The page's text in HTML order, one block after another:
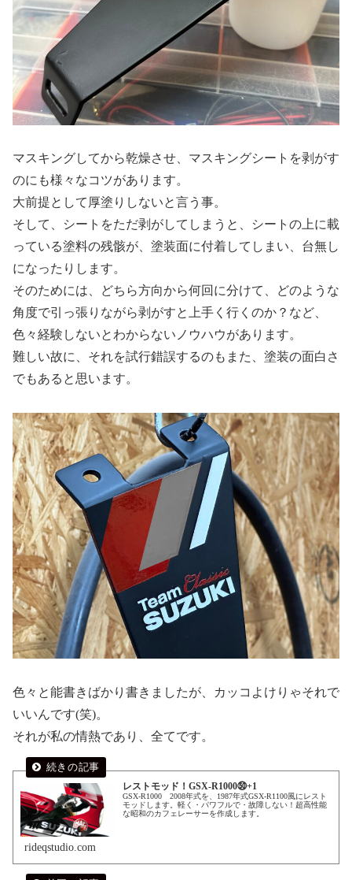
マスキングしてから乾燥させ、マスキングシートを剥がす
のにも様々なコツがあります。
大前提として厚塗りしないと言う事。
そして、シートをただ剥がしてしまうと、シートの上に載
っている塗料の残骸が、塗装面に付着してしまい、台無し
になったりします。
そのためには、どちら方向から何回に分けて、どのような
角度で引っ張りながら剥がすと上手く行くのか？など、
色々経験しないとわからないノウハウがあります。
難しい故に、それを試行錯誤するのもまた、塗装の面白さ
でもあると思います。
色々と能書きばかり書きましたが、カッコよけりゃそれで
いいんです(笑)。
それが私の情熱であり、全てです。
レストモッド！GSX-R1000㊿+1
GSX-R1000 2008年式を、1987年式GSX-R1100風にレスト
モッドします。軽く・パワフルで・故障しない！超高性能
な昭和のカフェレーサーを作成します。
rideqstudio.com